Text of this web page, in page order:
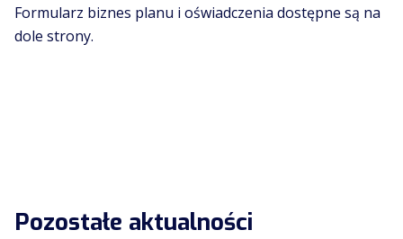
Formularz biznes planu i oświadczenia dostępne są na
dole strony.
Pozostałe aktualności